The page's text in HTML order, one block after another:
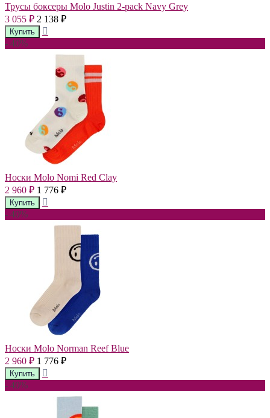
Трусы боксеры Molo Justin 2-pack Navy Grey
3 055 ₽ 2 138 ₽
- 40%
Носки Molo Nomi Red Clay
2 960 ₽ 1 776 ₽
- 40%
Носки Molo Norman Reef Blue
2 960 ₽ 1 776 ₽
- 40%